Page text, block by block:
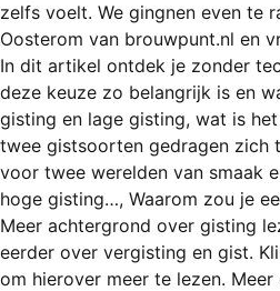
Topmenu
AGENDA
zelfs voelt. We gingnen even te
Oosterom van brouwpunt.nl en
In dit artikel ontdek je zonder
deze keuze zo belangrijk is en
gisting en lage gisting, wat is
twee gistsoorten gedragen zich
voor twee werelden van smaak
hoge gisting…, Waarom zou je
Meer achtergrond over gisting
eerder over vergisting en gist.
om hierover meer te lezen.